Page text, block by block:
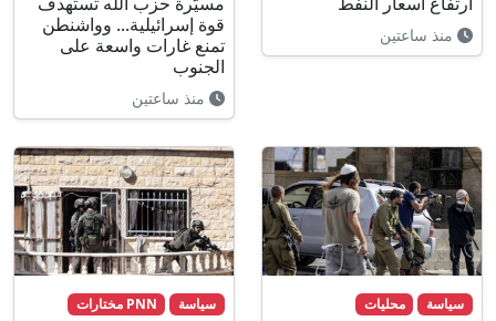
منذ ساعتين
قوة إسرائيلية... وواشنطن
تمنع غارات واسعة على
الجنوب
منذ ساعتين
سياسة محليات سياسة PNN مختارات